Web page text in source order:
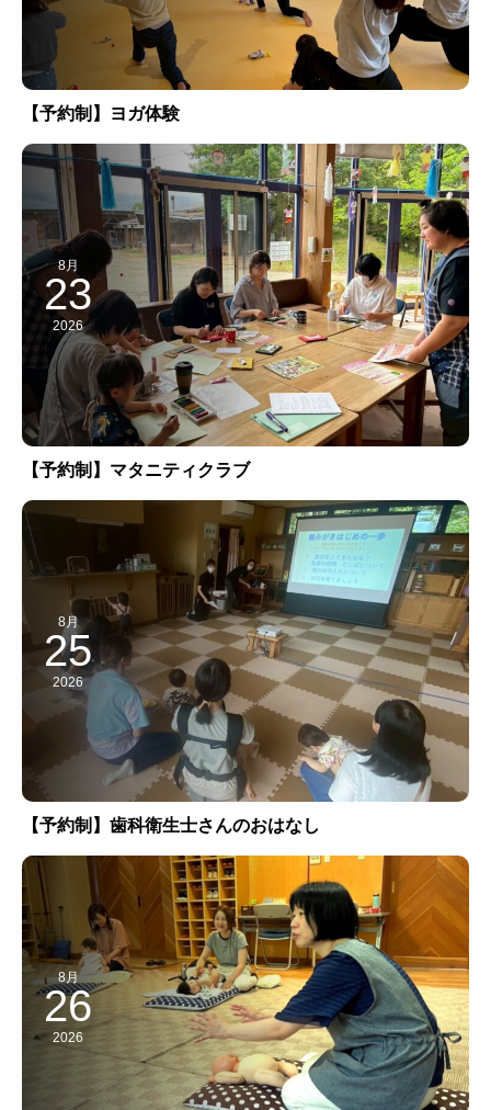
【予約制】ヨガ体験
8月
23
2026
【予約制】マタニティクラブ
8月
25
2026
【予約制】歯科衛生士さんのおはなし
8月
26
2026